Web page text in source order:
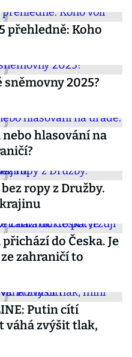
přehledně: Koho
sněmovny 2025?
hlasování na
ropy z Družby.
do Česka. Je
zahraničí to
Putin cítí
váhá zvýšit tlak,